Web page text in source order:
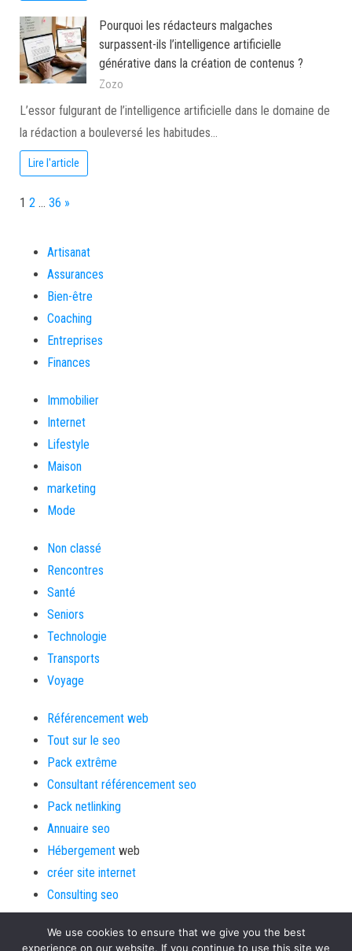
Pourquoi les rédacteurs malgaches
surpassent-ils l’intelligence artificielle
générative dans la création de contenus ?
Zozo
L’essor fulgurant de l’intelligence artificielle dans le domaine de
la rédaction a bouleversé les habitudes…
Lire l'article
Page:
1 2 … 36 Next
»
Artisanat
Assurances
Bien-être
Coaching
Entreprises
Finances
Immobilier
Internet
Lifestyle
Maison
marketing
Mode
Non classé
Rencontres
Santé
Seniors
Technologie
Transports
Voyage
Référencement web
Tout sur le seo
Pack extrême
Consultant référencement seo
Pack netlinking
Annuaire seo
Hébergement web
créer site internet
Consulting seo
We use cookies to ensure that we give you the best
experience on our website. If you continue to use this site we